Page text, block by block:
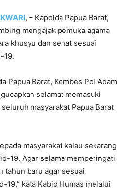
, – Kapolda Papua Barat,
mengajak pemuka agama
khusyu dan sehat sesuai
19.
Papua Barat, Kombes Pol Adam
selamat memasuki
masyarakat Papua Barat
masyarakat kalau sekarang
19. Agar selama memperingati
tahun baru agar sesuai
19,” kata Kabid Humas melalui